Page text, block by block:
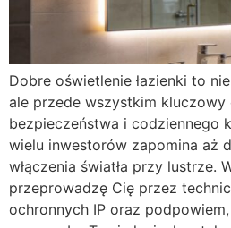
Dobre oświetlenie łazienki to
ale przede wszystkim kluczowy
bezpieczeństwa i codziennego
wielu inwestorów zapomina aż
włączenia światła przy lustrze.
przeprowadzę Cię przez
ochronnych IP oraz